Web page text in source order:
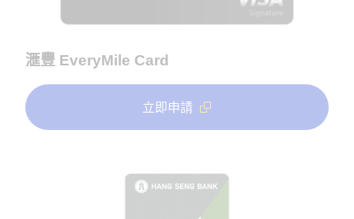
滙豐 EveryMile Card
立即申請